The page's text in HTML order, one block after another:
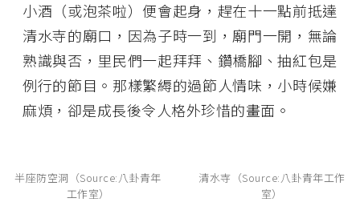
小酒（或泡茶啦）便會起身，趕在十一點前抵達
清水寺的廟口，因為子時一到，廟門一開，無論
熟識與否，里民們一起拜拜、鑽橋腳、抽紅包是
例行的節目。那樣繁縟的過節人情味，小時候嫌
麻煩，卻是成長後令人格外珍惜的畫面。
半座防空洞（Source:八卦青年
工作室）
清水寺（Source:八卦青年工作
室）